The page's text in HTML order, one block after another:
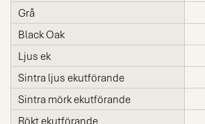
Grå
Black Oak
Ljus ek
Sintra ljus ekutförande
Sintra mörk ekutförande
Rökt ekutförande